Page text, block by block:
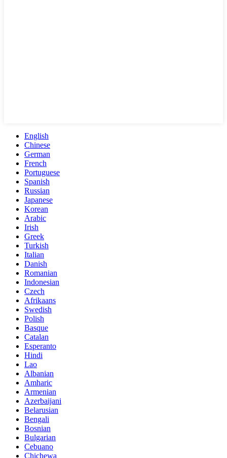
English
Chinese
German
French
Portuguese
Spanish
Russian
Japanese
Korean
Arabic
Irish
Greek
Turkish
Italian
Danish
Romanian
Indonesian
Czech
Afrikaans
Swedish
Polish
Basque
Catalan
Esperanto
Hindi
Lao
Albanian
Amharic
Armenian
Azerbaijani
Belarusian
Bengali
Bosnian
Bulgarian
Cebuano
Chichewa